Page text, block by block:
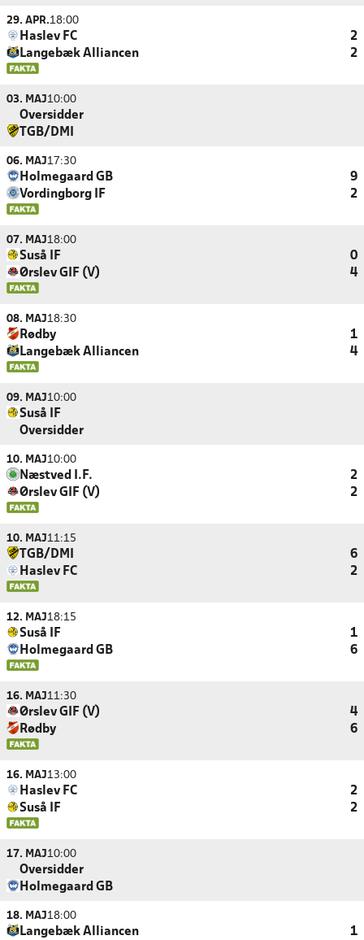
29. APR.18:00
Haslev FC
2
Langebæk Alliancen
2
03. MAJ10:00
Oversidder
TGB/DMI
06. MAJ17:30
Holmegaard GB
9
Vordingborg IF
2
07. MAJ18:00
Suså IF
0
Ørslev GIF (V)
4
08. MAJ18:30
Rødby
1
Langebæk Alliancen
4
09. MAJ10:00
Suså IF
Oversidder
10. MAJ10:00
Næstved I.F.
2
Ørslev GIF (V)
2
10. MAJ11:15
TGB/DMI
6
Haslev FC
2
12. MAJ18:15
Suså IF
1
Holmegaard GB
6
16. MAJ11:30
Ørslev GIF (V)
4
Rødby
6
16. MAJ13:00
Haslev FC
2
Suså IF
2
17. MAJ10:00
Oversidder
Holmegaard GB
18. MAJ18:00
Langebæk Alliancen
1